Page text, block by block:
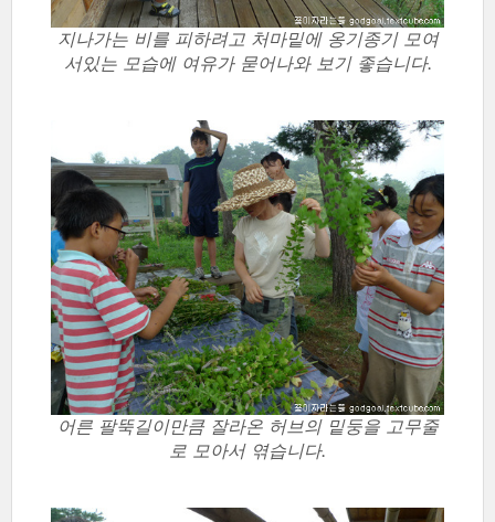
지나가는 비를 피하려고 처마밑에 옹기종기 모여
서있는 모습에 여유가 묻어나와 보기 좋습니다.
어른 팔뚝길이만큼 잘라온 허브의 밑둥을 고무줄
로 모아서 엮습니다.